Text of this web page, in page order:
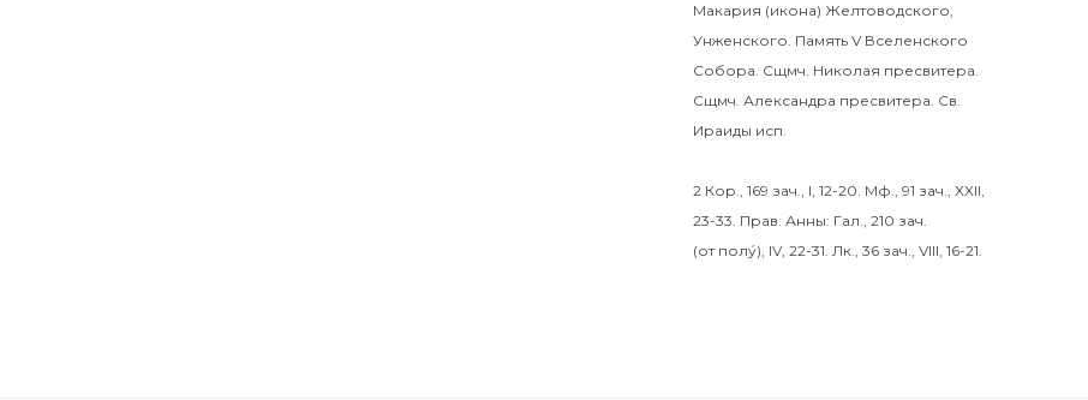
Макария (икона) Желтоводского,
Унженского. Память V Вселенского
Собора. Сщмч. Николая пресвитера.
Сщмч. Александра пресвитера. Св.
Ираиды исп.
2 Кор., 169 зач., I, 12-20. Мф., 91 зач., XXII,
23-33. Прав. Анны: Гал., 210 зач.
(от полу́), IV, 22-31. Лк., 36 зач., VIII, 16-21.